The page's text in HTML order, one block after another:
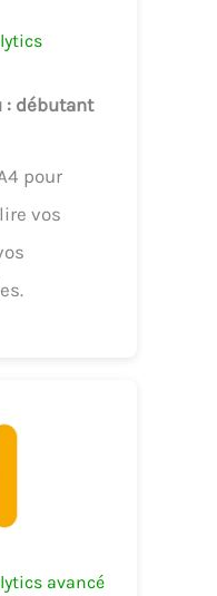
: débutant
pour
vos
avancé